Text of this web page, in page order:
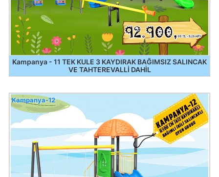
Kampanya - 11 TEK KULE 3 KAYDIRAK BAĞIMSIZ SALINCAK
VE TAHTEREVALLİ DAHİL
Kampanya-12